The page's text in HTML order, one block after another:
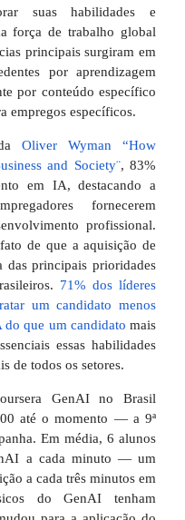
suas habilidades e
força de trabalho global
principais surgiram em
por aprendizagem
por conteúdo específico
empregos específicos.
Oliver Wyman “How
and Society¨, 83%
em IA, destacando a
fornecerem
profissional.
de que a aquisição de
principais prioridades
71% dos líderes
um candidato menos
do que um candidato mais
essas habilidades
de todos os setores.
GenAI no Brasil
até o momento — a 9ª
Em média, 6 alunos
a cada minuto — um
a cada três minutos em
do GenAI tenham